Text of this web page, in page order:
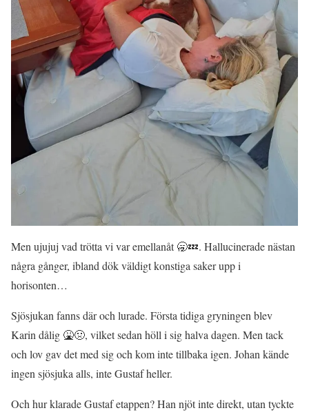
Men ujujuj vad trötta vi var emellanåt 🥱💤. Hallucinerade nästan
några gånger, ibland dök väldigt konstiga saker upp i
horisonten…
Sjösjukan fanns där och lurade. Första tidiga gryningen blev
Karin dålig 🤮🤢, vilket sedan höll i sig halva dagen. Men tack
och lov gav det med sig och kom inte tillbaka igen. Johan kände
ingen sjösjuka alls, inte Gustaf heller.
Och hur klarade Gustaf etappen? Han njöt inte direkt, utan tyckte